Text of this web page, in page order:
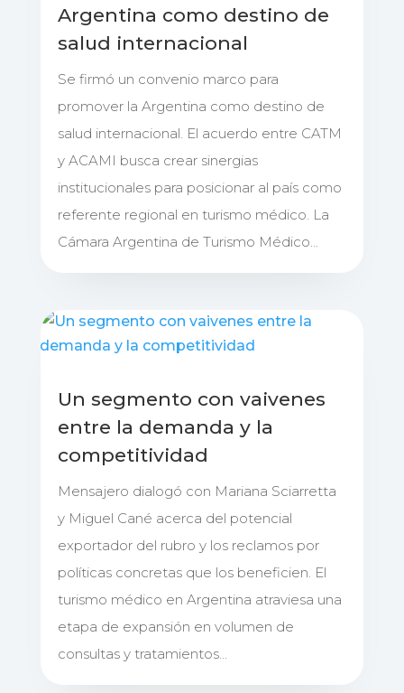
Argentina como destino de
salud internacional
Se firmó un convenio marco para
promover la Argentina como destino de
salud internacional. El acuerdo entre CATM
y ACAMI busca crear sinergias
institucionales para posicionar al país como
referente regional en turismo médico. La
Cámara Argentina de Turismo Médico...
Un segmento con vaivenes
entre la demanda y la
competitividad
Mensajero dialogó con Mariana Sciarretta
y Miguel Cané acerca del potencial
exportador del rubro y los reclamos por
políticas concretas que los beneficien. El
turismo médico en Argentina atraviesa una
etapa de expansión en volumen de
consultas y tratamientos...